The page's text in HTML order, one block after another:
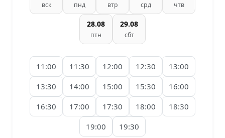
вск пнд втр срд чтв
28.08
птн
29.08
сбт
11:00 11:30 12:00 12:30
13:00
13:30
14:00 15:00 15:30
16:00
16:30
17:00 17:30 18:00
18:30
19:00
19:30